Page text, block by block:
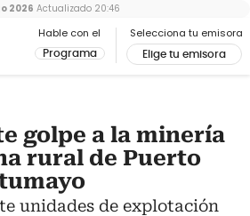
Hable con el
Programa
Selecciona tu emisora
Elige tu emisora
2026 Actualizado 20:46
golpe a la minería
rural de Puerto
unidades de explotación